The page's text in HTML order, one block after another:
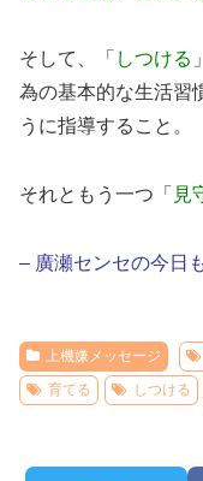
そして、「 しつける
為の基本的な生活習
うに指導すること。
それともう一つ「 見
– 廣瀬センセの今日
上機嫌メッセージ
育てる
しつける